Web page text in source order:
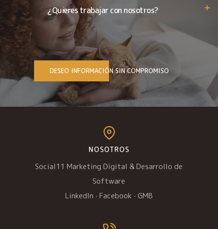
¿Quieres trabajar con nosotros?
DESEO INFORMACIÓN SIN COMPROMISO
NOSOTROS
Social11 Marketing Digital & Desarrollo de
Software
LinkedIn · Facebook · GMB